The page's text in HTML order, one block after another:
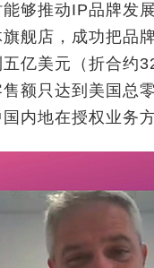
能够推动IP品牌发
舰店，成功把品
亿美元（折合约
额只达到美国总
内地在授权业务